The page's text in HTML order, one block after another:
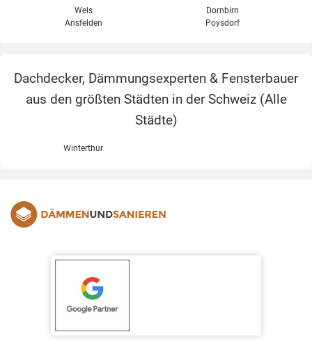
Wels
Dornbirn
Ansfelden
Poysdorf
Dachdecker, Dämmungsexperten & Fensterbauer
aus den größten Städten in der Schweiz (Alle
Städte)
Winterthur